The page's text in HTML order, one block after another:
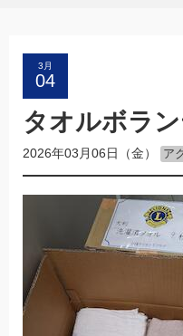
3月
04
タオルボラ
2026年03月06日（金） ア